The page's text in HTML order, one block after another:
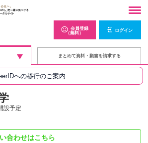
会員登録
（無料）
ログイン
まとめて資料・願書を請求する
への移行のご案内
設予定
合わせはこちら